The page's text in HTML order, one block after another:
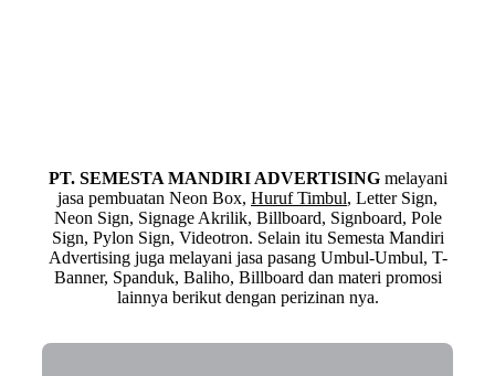
PT. SEMESTA MANDIRI ADVERTISINGmelayani
jasa pembuatan Neon Box, Huruf Timbul, Letter Sign,
Neon Sign, Signage Akrilik, Billboard, Signboard, Pole
Sign, Pylon Sign, Videotron. Selain itu Semesta Mandiri
Advertising juga melayani jasa pasang Umbul-Umbul, T-
Banner, Spanduk, Baliho, Billboard dan materi promosi
lainnya berikut dengan perizinan nya.